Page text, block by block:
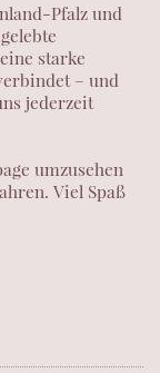
Pfalz und
starke
– und
jederzeit
umzusehen
Viel Spaß